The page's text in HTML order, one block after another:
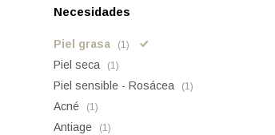
Necesidades
Piel grasa (1)
Piel seca (1)
Piel sensible - Rosácea (1)
Acné (1)
Antiage (1)